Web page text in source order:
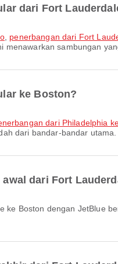
dari Fort
penerbangan dari Fort
sambungan
ke Boston?
dari Philadelphia
dari bandar-bandar utama.
dari Fort